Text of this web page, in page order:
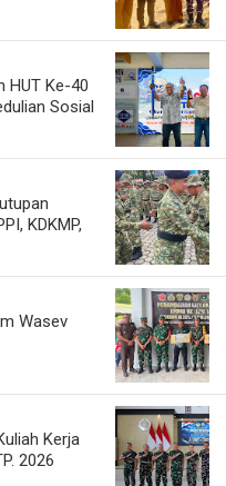
HUT Ke-40
Sosial
KDKMP,
Wasev
Kerja
2026